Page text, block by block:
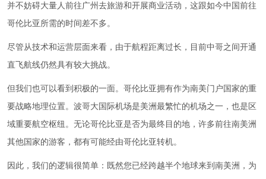
并不妨碍大量人前往广州去旅游和开展商业活动，这跟如今中国前往
哥伦比亚所需的时间差不多。
尽管从技术和运营层面来看，由于航程距离过长，目前中哥之间开通
直飞航线仍然具有较大挑战。
但我们也可以看到积极的一面。哥伦比亚拥有作为南美门户国家的重
要战略地理位置。波哥大国际机场是美洲最繁忙的机场之一，也是区
域重要航空枢纽。无论哥伦比亚是否为最终目的地，许多前往南美洲
其他国家的游客，都有可能经由哥伦比亚转机。
因此，我们的逻辑很简单：既然您已经跨越半个地球来到南美洲，为